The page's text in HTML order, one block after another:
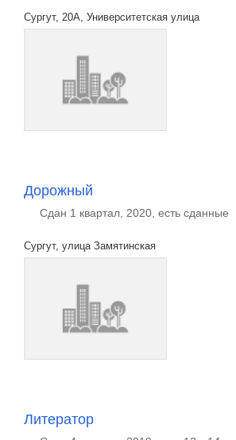
Сургут, 20А, Университетская улица
Дорожный
Сдан 1 квартал, 2020, есть сданные
Сургут, улица Замятинская
Литератор